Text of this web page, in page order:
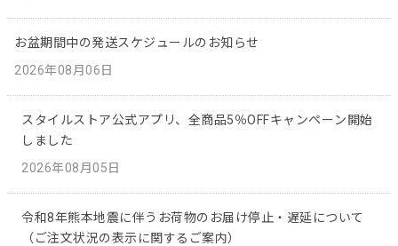
お盆期間中の発送スケジュールのお知らせ
2026年08月06日
スタイルストア公式アプリ、全商品5％OFFキャンペーン開始
しました
2026年08月05日
令和8年熊本地震に伴うお荷物のお届け停止・遅延について
（ご注文状況の表示に関するご案内）